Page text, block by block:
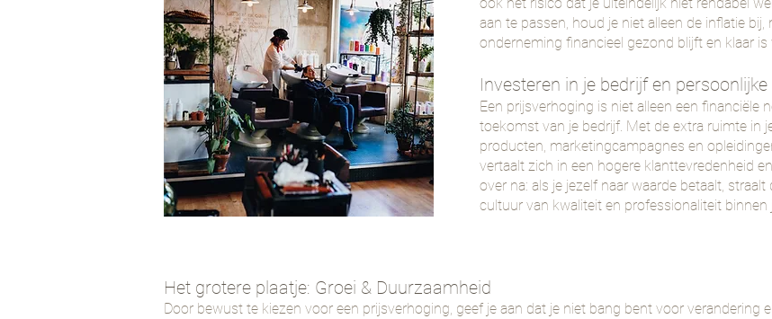
ook het risico dat je uiteindelijk niet rendabel
aan te passen, houd je niet alleen de inflatie
onderneming financieel gezond blijft en klaar is
Investeren in je bedrijf en persoonlijke
Een prijsverhoging is niet alleen een financiële
toekomst van je bedrijf. Met de extra ruimte in
producten, marketingcampagnes en
vertaalt zich in een hogere klanttevredenheid
over na: als je jezelf naar waarde betaalt,
cultuur van kwaliteit en professionaliteit binnen
Het grotere plaatje: Groei & Duurzaamheid
Door bewust te kiezen voor een prijsverhoging, geef je aan dat je niet bang bent voor verandering